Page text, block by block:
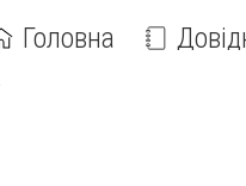
Головна